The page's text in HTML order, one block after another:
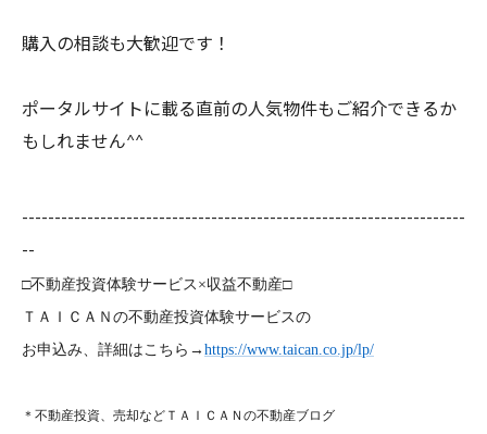
購入の相談も大歓迎です！
ポータルサイトに載る直前の人気物件もご紹介できるか
もしれません^^
--------------------------------------------------------------------
--
□不動産投資体験サービス×収益不動産□
ＴＡＩＣＡＮの不動産投資体験サービスの
お申込み、詳細はこちら→ https://www.taican.co.jp/lp/
＊不動産投資、売却などＴＡＩＣＡＮの不動産ブログ